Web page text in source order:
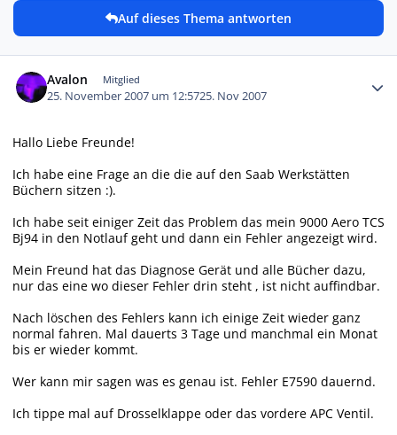
Auf dieses Thema antworten
Avalon Mitglied
25. November 2007 um 12:5725. Nov 2007
Hallo Liebe Freunde!
Ich habe eine Frage an die die auf den Saab Werkstätten
Büchern sitzen :).
Ich habe seit einiger Zeit das Problem das mein 9000 Aero TCS
Bj94 in den Notlauf geht und dann ein Fehler angezeigt wird.
Mein Freund hat das Diagnose Gerät und alle Bücher dazu,
nur das eine wo dieser Fehler drin steht , ist nicht auffindbar.
Nach löschen des Fehlers kann ich einige Zeit wieder ganz
normal fahren. Mal dauerts 3 Tage und manchmal ein Monat
bis er wieder kommt.
Wer kann mir sagen was es genau ist. Fehler E7590 dauernd.
Ich tippe mal auf Drosselklappe oder das vordere APC Ventil.